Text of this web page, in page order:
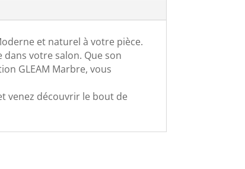
et naturel à votre pièce.
votre salon. Que son
GLEAM Marbre, vous
venez découvrir le bout de